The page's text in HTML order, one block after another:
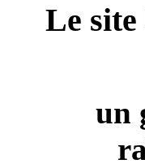
Le
un